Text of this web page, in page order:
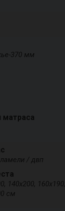
370 мм
матраса
/ двп
140х200, 160х190,
см